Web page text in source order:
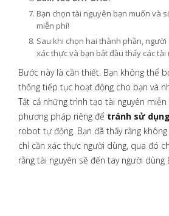
Bạn chọn tài nguyên bạn muốn và
miễn phí!
Sau khi chọn hai thành phần,
xác thực và bạn bắt đầu thấy các
Bước này là cần thiết. Bạn không thể
thống tiếp tục hoạt động cho bạn và
Tất cả những trình tạo tài nguyên
phương pháp riêng để tránh sử
robot tự động. Bạn đã thấy rằng không
chỉ cần xác thực người dùng, qua đó
rằng tài nguyên sẽ đến tay người dùng